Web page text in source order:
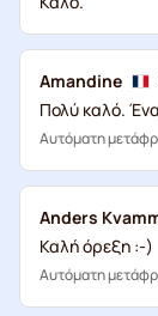
Amandine
Πολύ καλό.
Αυτόματη
Anders
Καλή όρεξη :-)
Αυτόματη